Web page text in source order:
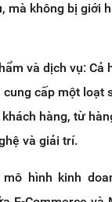
mà không bị giới
và dịch vụ: Cả
cấp một loạt
hàng, từ
và giải trí.
hình kinh